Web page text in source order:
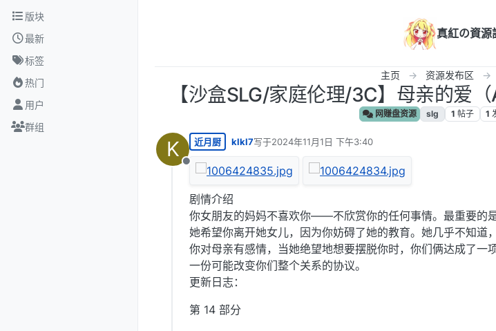
跳转至内容
版块
最新
标签
热门
用户
群组
真紅の資源
主页 资源发布区
【沙盒SLG/家庭伦理/3C】母亲的爱
网赚盘资源 slg 1 帖子 1
K
离线
近月厨 klkl7写于2024年11月1日 下午3:40
最后由 编辑
剧情介绍
你女朋友的妈妈不喜欢你——不欣赏你的任何事情。最重要的是
她希望你离开她女儿，因为你妨碍了她的教育。她几乎不知道，
你对母亲有感情，当她绝望地想要摆脱你时，你们俩达成了一项
一份可能改变你们整个关系的协议。
更新日志：
第 14 部分